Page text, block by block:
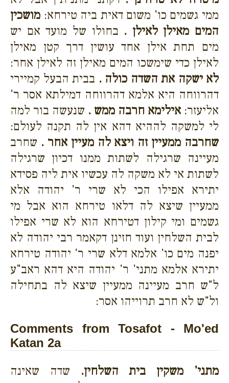
ממי גשמים כו' משום דאית ביה טירחא: מושכין
המים מאילן לאילן . בחולו של מועד אם יש
מים תחת אילן אחד עושין דרך קטן מאילן
לאילן כדי שימשכו המים מאילן זה לאילן אחר:
לא ישקה את השדה כולה . בבית הבעל קמיירי
דהרווחה היא אלמא דהרווחה דמילתא אסר ר'
אליעזר: אילימא חרבה ממש . שנעשה בור למה
לי למשקה לההיא דהא אין לה תקנה לעולם:
שחרבה ממעיין זה ויצא לה מעיין אחר . שחרב
מעיינה שרגילה לשתות ממנו דכיון שרגילה
לשתות אי לא משקה לה עכשיו אית ליה פסידא
יתירא אפילו הכי לא שרי ר' יהודה אלא
ממעיין שיצא לה דלאו טירחא הוא אבל מי
גשמים ומי קילון דטירחא הוא לא שרי אפילו
לבית השלחין ועוד חזינן דקאמר רבי יהודה לא
יפנה מים כו' אלמא דלא שרי ר' יהודה טירחא
יתירא אלמא מתני' ר' יהודה היא דהא ראב"ע
ל"ש חרב מעיינה ממעיין שיצא לה בתחילה
ול"ש לא חרב תרוייהו אסר:
Comments from Tosafot - Mo'ed
Katan 2a
מתני' משקין בית השלחין. שדה שאינה